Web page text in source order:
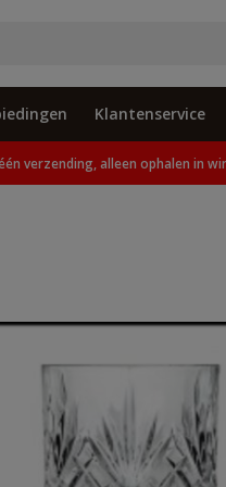
Klantenservice
ophalen in winkel.
verzending, alleen ophalen in